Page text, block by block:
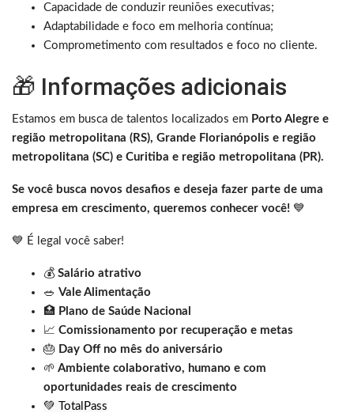
Capacidade de conduzir reuniões executivas;
Adaptabilidade e foco em melhoria contínua;
Comprometimento com resultados e foco no cliente.
🎁 Informações adicionais
Estamos em busca de talentos localizados em Porto Alegre e
região metropolitana (RS), Grande Florianópolis e região
metropolitana (SC) e Curitiba e região metropolitana (PR).
Se você busca novos desafios e deseja fazer parte de uma
empresa em crescimento, queremos conhecer você! 💙
💙 É legal você saber!
💰 Salário atrativo
🥗 Vale Alimentação
🏥 Plano de Saúde Nacional
📈 Comissionamento por recuperação e metas
🎂 Day Off no mês do aniversário
🌱 Ambiente colaborativo, humano e com
oportunidades reais de crescimento
💚 TotalPass